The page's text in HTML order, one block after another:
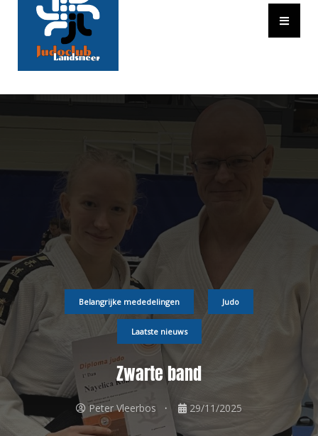
Belangrijke mededelingen Judo
Laatste nieuws
Zwarte band
Peter Vleerbos 29/11/2025